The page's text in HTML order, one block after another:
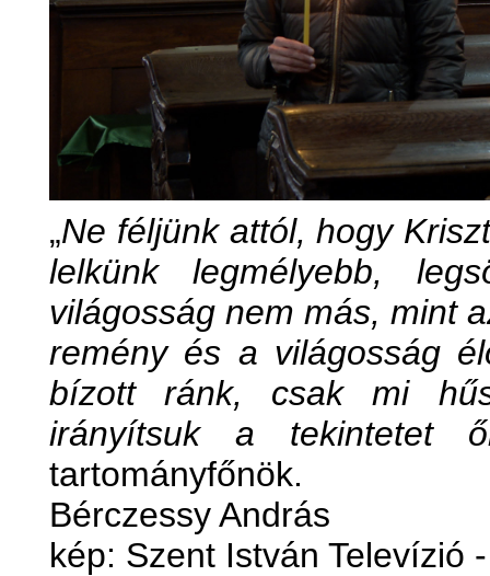
„Ne féljünk attól, hogy
lelkünk legmélyebb,
világosság nem más, mint
remény és a világosság
bízott ránk, csak mi
irányítsuk a tekintetet
tartományfőnök.
Bérczessy András
kép: Szent István Televízió